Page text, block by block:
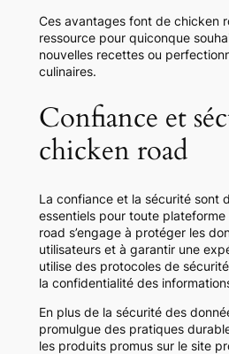
Ces avantages font de chicken
ressource pour quiconque
nouvelles recettes ou
culinaires.
Confiance et
chicken road
La confiance et la sécurité sont
essentiels pour toute
road s’engage à protéger les
utilisateurs et à garantir une
utilise des protocoles de
la confidentialité des
En plus de la sécurité des
promulgue des pratiques
les produits promus sur le site